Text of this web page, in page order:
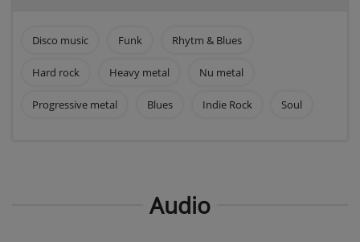
Disco music Funk Rhytm & Blues
Hard rock Heavy metal Nu metal
Progressive metal Blues Indie Rock Soul
Audio